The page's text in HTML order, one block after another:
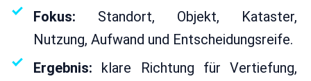
Fokus: Standort, Objekt, Kataster,
Nutzung, Aufwand und Entscheidungsreife.
Ergebnis: klare Richtung für Vertiefung,